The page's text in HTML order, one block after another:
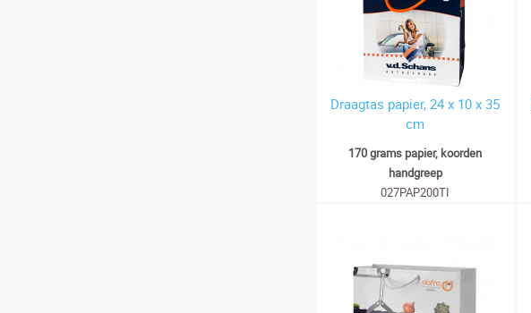
Draagtas papier, 24 x 10 x 35
cm
170 grams papier, koorden
handgreep
027PAP200TI